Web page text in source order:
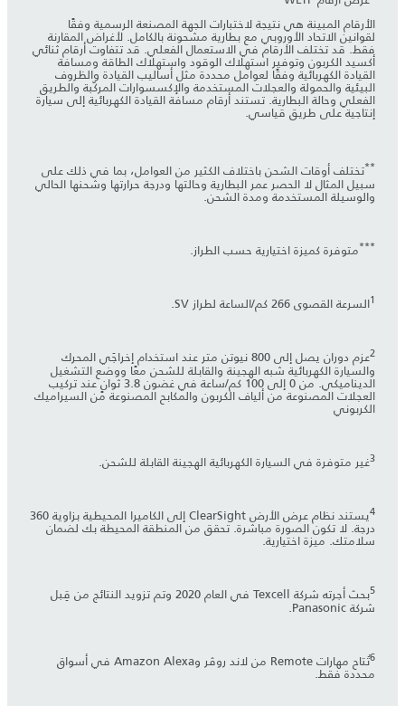
الأرقام المبينة هي نتيجة لاختبارات الجهة المصنعة الرسمية وفقًا
لقوانين الاتحاد الأوروبي مع بطارية مشحونة بالكامل. لأغراض المقارنة
فقط. قد تختلف الأرقام في الاستعمال الفعلي. قد تتفاوت أرقام ثنائي
أكسيد الكربون وتوفير استهلاك الوقود واستهلاك الطاقة ومسافة
القيادة الكهربائية وفقًا لعوامل محددة مثل أساليب القيادة والظروف
البيئية والحمولة والعجلات المستخدمة والإكسسوارات المركّبة والطريق
الفعلي وحالة البطارية. تستند أرقام مسافة القيادة الكهربائية إلى سيارة
إنتاجية على طريق قياسي.
**تختلف أوقات الشحن باختلاف الكثير من العوامل، بما في ذلك على
سبيل المثال لا الحصر عمر البطارية وحالتها ودرجة حرارتها وشحنها الحالي
والوسيلة المستخدمة ومدة الشحن.
***متوفرة كميزة اختيارية حسب الطراز.
1السرعة القصوى 266 كم/الساعة لطراز SV.
2 عزم دوران يصل إلى 800 نيوتن متر عند استخدام إخراجَي المحرك
والسيارة الكهربائية شبه الهجينة والقابلة للشحن معًا ووضع التشغيل
الديناميكي. من 0 إلى 100 كم/ساعة في غضون 3.8 ثوانٍ عند تركيب
العجلات المصنوعة من ألياف الكربون والمكابح المصنوعة من السيراميك
الكربوني
3غير متوفرة في السيارة الكهربائية الهجينة القابلة للشحن.
4 يستند نظام عرض الأرض ClearSight إلى الكاميرا المحيطية بزاوية 360
درجة. لا تكون الصورة مباشرة. تحقق من المنطقة المحيطة بك لضمان
سلامتك. ميزة اختيارية.
5 بحث أجرته شركة Texcell في العام 2020 وتم تزويد النتائج من قِبل
شركة Panasonic.
6 تُتاح مهارات Remote من لاند روڤر وAmazon Alexa في أسواق
محددة فقط.